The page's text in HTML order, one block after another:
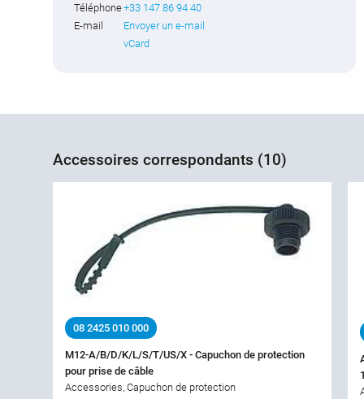
Téléphone+33 147 86 94 40
E-mail
Envoyer un e-mail
vCard
Accessoires correspondants (10)
08 2425 010 000
M12-A/B/D/K/L/S/T/US/X - Capuchon de protection
pour prise de câble
Accessories, Capuchon de protection